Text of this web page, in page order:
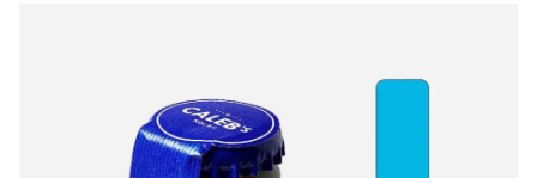
Wil je op maat gemaakte sluitzegels bestellen?
Sluitzegels van 20 x 95 mm voor flessen geven je
product net dat beetje meer uitstraling. Een sluitzegel